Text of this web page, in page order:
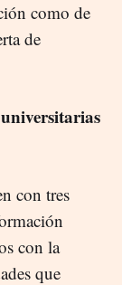
como de
de
con tres
con la
que